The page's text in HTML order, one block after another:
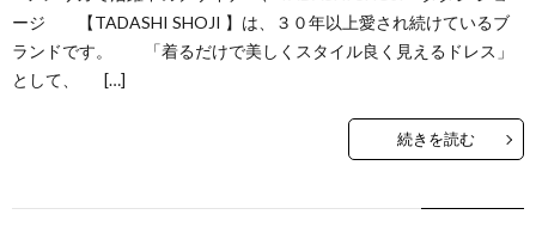
ージ 【TADASHI SHOJI 】は、３０年以上愛され続けているブ
ランドです。 「着るだけで美しくスタイル良く見えるドレス」
として、 […]
続きを読む